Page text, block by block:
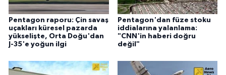
Pentagon raporu: Çin savaş
uçakları küresel pazarda
yükselişte, Orta Doğu'dan
J-35'e yoğun ilgi
Pentagon'dan füze stoku
iddialarına yalanlama:
"CNN'in haberi doğru
değil"